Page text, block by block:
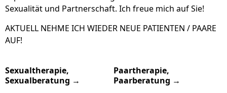
Sexualität und Partnerschaft. Ich freue mich auf Sie!
AKTUELL NEHME ICH WIEDER NEUE PATIENTEN / PAARE
AUF!
Sexualtherapie,
Sexualberatung →
Paartherapie,
Paarberatung →